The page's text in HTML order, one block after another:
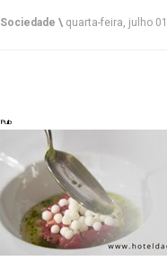
Sociedade \ quarta-feira, julho
Pub